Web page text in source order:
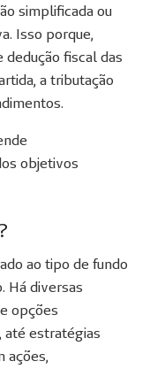
simplificada ou
Isso porque,
dedução fiscal das
a tributação
objetivos
ao tipo de fundo
Há diversas
opções
até estratégias
ações,